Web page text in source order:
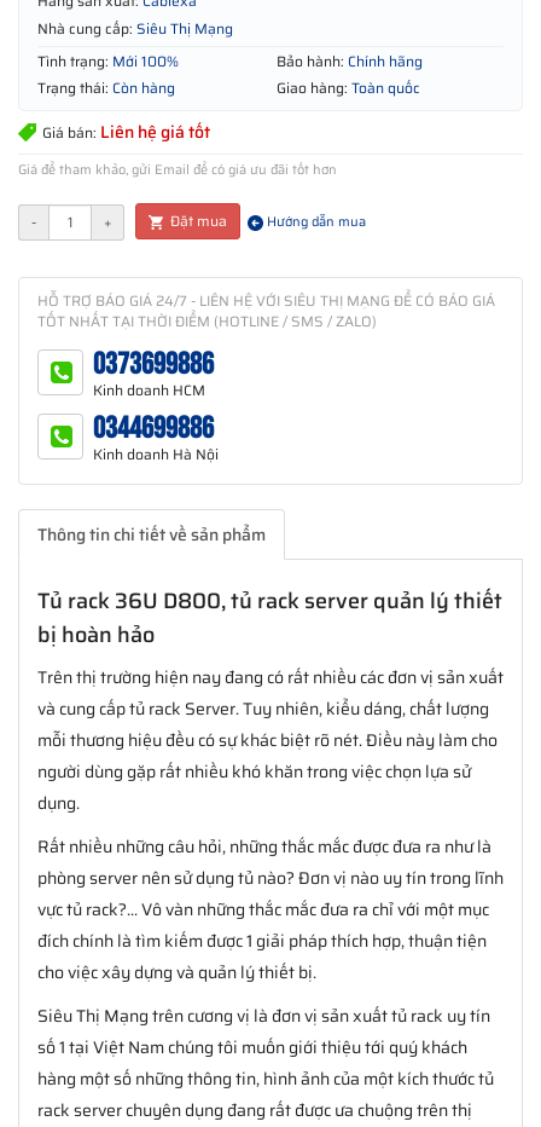
Nhà cung cấp: Siêu Thị Mạng
Tình trạng: Mới 100% Bảo hành: Chính hãng
Trạng thái: Còn hàng Giao hàng: Toàn quốc
Giá bán: Liên hệ giá tốt
Giá để tham khảo, gửi Email để có giá ưu đãi tốt hơn
- + Đặt mua Hướng dẫn mua
HỖ TRỢ BÁO GIÁ 24/7 - LIÊN HỆ VỚI SIÊU THỊ MẠNG ĐỂ CÓ BÁO GIÁ
TỐT NHẤT TẠI THỜI ĐIỂM (HOTLINE / SMS / ZALO)
0373699886
Kinh doanh HCM
0344699886
Kinh doanh Hà Nội
Thông tin chi tiết về sản phẩm
Tủ rack 36U D800, tủ rack server quản lý thiết
bị hoàn hảo
Trên thị trường hiện nay đang có rất nhiều các đơn vị sản xuất
và cung cấp tủ rack Server. Tuy nhiên, kiểu dáng, chất lượng
mỗi thương hiệu đều có sự khác biệt rõ nét. Điều này làm cho
người dùng gặp rất nhiều khó khăn trong việc chọn lựa sử
dụng.
Rất nhiều những câu hỏi, những thắc mắc được đưa ra như là
phòng server nên sử dụng tủ nào? Đơn vị nào uy tín trong lĩnh
vực tủ rack?... Vô vàn những thắc mắc đưa ra chỉ với một mục
đích chính là tìm kiếm được 1 giải pháp thích hợp, thuận tiện
cho việc xây dựng và quản lý thiết bị.
Siêu Thị Mạng trên cương vị là đơn vị sản xuất tủ rack uy tín
số 1 tại Việt Nam chúng tôi muốn giới thiệu tới quý khách
hàng một số những thông tin, hình ảnh của một kích thước tủ
rack server chuyên dụng đang rất được ưa chuộng trên thị